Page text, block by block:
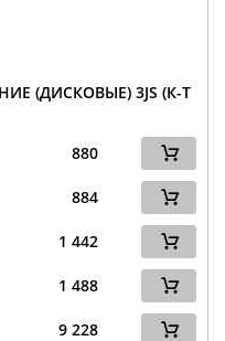
(ДИСКОВЫЕ) 3JS (К-Т
880
884
1 442
1 488
9 228